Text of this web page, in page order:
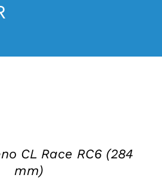
Notizie
CL Race RC6 (284
mm)